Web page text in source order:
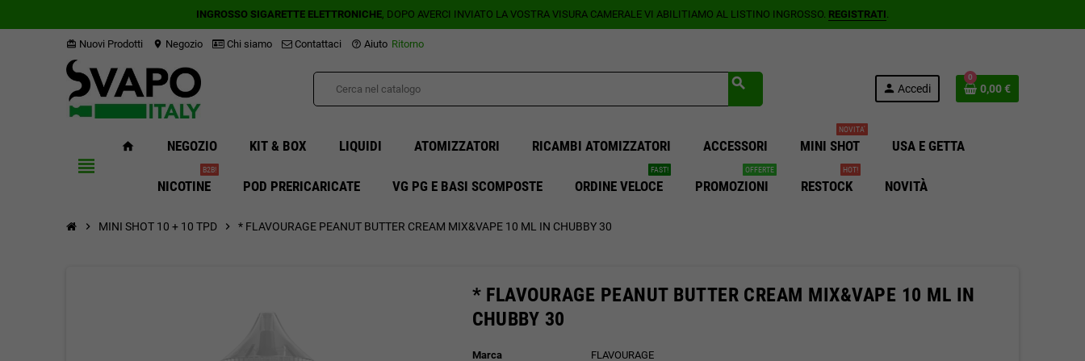
INGROSSO SIGARETTE ELETTRONICHE, DOPO AVERCI INVIATO LA VOSTRA VISURA CAMERALE VI ABILITIAMO AL LISTINO INGROSSO. REGISTRATI.
card_giftcard Nuovi Prodotti location_on Negozio Chi siamo Contattaci help_outline Aiuto Ritorno
search person Accedi
0
0,00 €
view_headline
home NEGOZIO KIT & BOX LIQUIDI ATOMIZZATORI RICAMBI ATOMIZZATORI ACCESSORI MINI SHOT
NOVITA'
USA E GETTA
NICOTINE
B2B!
POD PRERICARICATE VG PG E BASI SCOMPOSTE ORDINE VELOCE
FAST!
PROMOZIONI
OFFERTE
RESTOCK
HOT!
NOVITÀ
chevron_right MINI SHOT 10 + 10 TPD chevron_right * FLAVOURAGE PEANUT BUTTER CREAM MIX&VAPE 10 ML IN CHUBBY 30
* FLAVOURAGE PEANUT BUTTER CREAM MIX&VAPE 10 ML IN
CHUBBY 30
Marca
FLAVOURAGE